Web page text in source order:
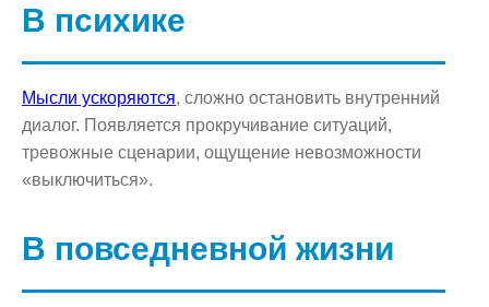
В психике
Мысли ускоряются, сложно остановить внутренний
диалог. Появляется прокручивание ситуаций,
тревожные сценарии, ощущение невозможности
«выключиться».
В повседневной жизни